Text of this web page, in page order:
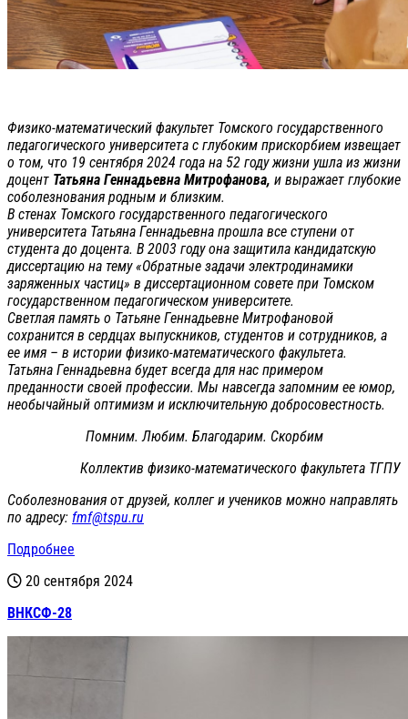
Физико-математический факультет Томского государственного
педагогического университета с глубоким прискорбием извещает
о том, что 19 сентября 2024 года на 52 году жизни ушла из жизни
доцент Татьяна Геннадьевна Митрофанова, и выражает глубокие
соболезнования родным и близким.
В стенах Томского государственного педагогического
университета Татьяна Геннадьевна прошла все ступени от
студента до доцента. В 2003 году она защитила кандидатскую
диссертацию на тему «Обратные задачи электродинамики
заряженных частиц» в диссертационном совете при Томском
государственном педагогическом университете.
Светлая память о Татьяне Геннадьевне Митрофановой
сохранится в сердцах выпускников, студентов и сотрудников, а
ее имя – в истории физико-математического факультета.
Татьяна Геннадьевна будет всегда для нас примером
преданности своей профессии. Мы навсегда запомним ее юмор,
необычайный оптимизм и исключительную добросовестность.
Помним. Любим. Благодарим. Скорбим
Коллектив физико-математического факультета ТГПУ
Соболезнования от друзей, коллег и учеников можно направлять
по адресу: fmf@tspu.ru
Подробнее
20 сентября 2024
ВНКСФ-28